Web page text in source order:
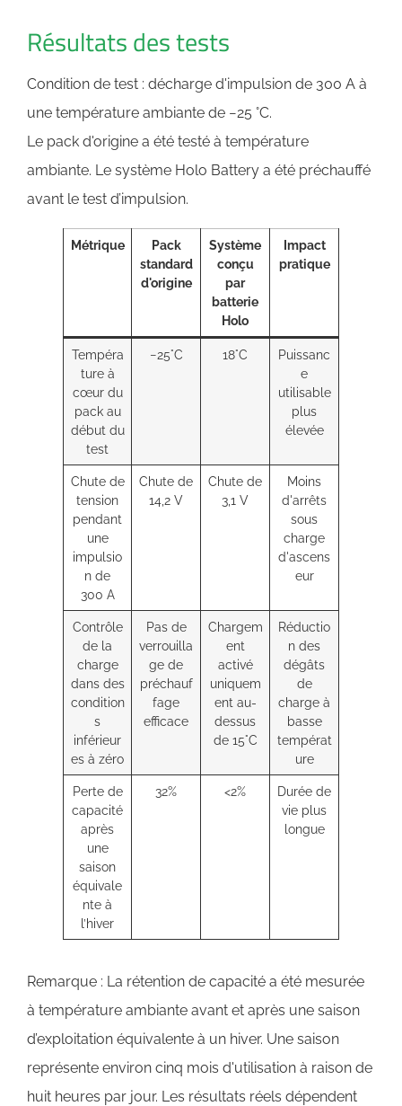
Résultats des tests
Condition de test : décharge d'impulsion de 300 A à
une température ambiante de −25 °C.
Le pack d'origine a été testé à température
ambiante. Le système Holo Battery a été préchauffé
avant le test d’impulsion.
Métrique
Pack
standard
d'origine
Système
conçu
par
batterie
Holo
Impact
pratique
Tempéra
ture à
cœur du
pack au
début du
test
−25°C 18°C
Puissanc
e
utilisable
plus
élevée
Chute de
tension
pendant
une
impulsio
n de
300 A
Chute de
14,2 V
Chute de
3,1 V
Moins
d'arrêts
sous
charge
d'ascens
eur
Contrôle
de la
charge
dans des
condition
s
inférieur
es à zéro
Pas de
verrouilla
ge de
préchauf
fage
efficace
Chargem
ent
activé
uniquem
ent au-
dessus
de 15°C
Réductio
n des
dégâts
de
charge à
basse
températ
ure
Perte de
capacité
après
une
saison
équivale
nte à
l’hiver
32% <2%
Durée de
vie plus
longue
Remarque : La rétention de capacité a été mesurée
à température ambiante avant et après une saison
d’exploitation équivalente à un hiver. Une saison
représente environ cinq mois d'utilisation à raison de
huit heures par jour. Les résultats réels dépendent